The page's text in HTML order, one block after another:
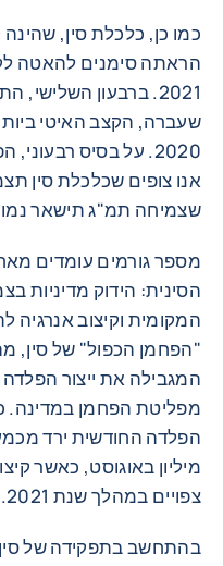
כמו כן, כלכלת סין,
הראתה סימנים להאטה
שעברה, הקצב האיטי
שצמיחה תמ"ג תישאר
מספר גורמים עומדים
הסינית: הידוק מדיניות
המקומית וקיצוב אנרגיה
"הפחמן הכפול" של סין,
מפליטת הפחמן
מיליון באוגוסט, כאשר
צפויים במהלך שנת 2021.
בהתחשב בתפקידה של